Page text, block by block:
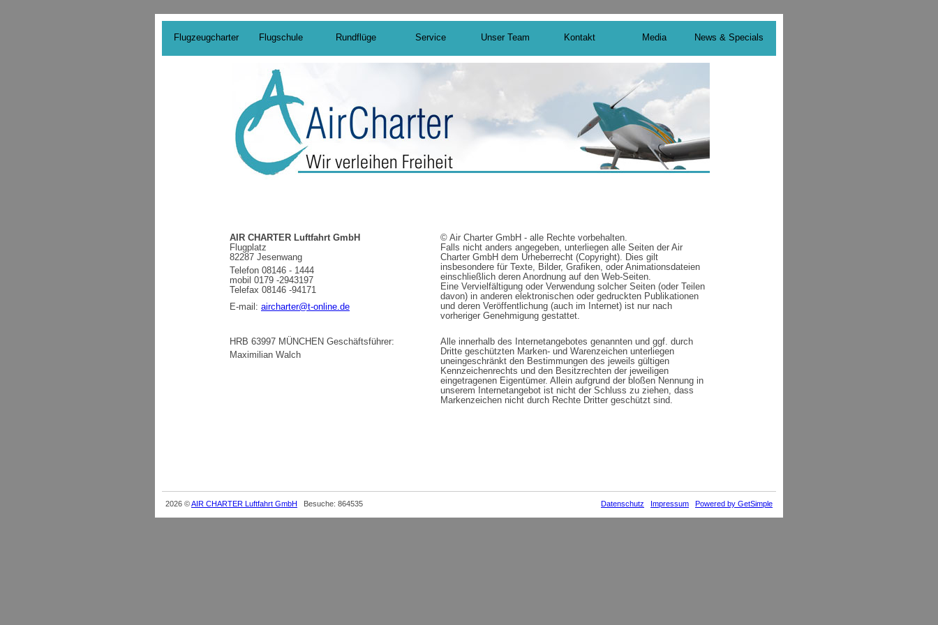
Flugzeugcharter Flugschule Rundflüge Service Unser Team Kontakt Media News & Specials
AIR CHARTER Luftfahrt GmbH
Flugplatz
82287 Jesenwang
Telefon 08146 - 1444
mobil 0179 -2943197
Telefax 08146 -94171
E-mail: aircharter@t-online.de
© Air Charter GmbH - alle Rechte vorbehalten.
Falls nicht anders angegeben, unterliegen alle Seiten der Air
Charter GmbH dem Urheberrecht (Copyright). Dies gilt
insbesondere für Texte, Bilder, Grafiken, oder Animationsdateien
einschließlich deren Anordnung auf den Web-Seiten.
Eine Vervielfältigung oder Verwendung solcher Seiten (oder Teilen
davon) in anderen elektronischen oder gedruckten Publikationen
und deren Veröffentlichung (auch im Internet) ist nur nach
vorheriger Genehmigung gestattet.
HRB 63997 MÜNCHEN Geschäftsführer:
Maximilian Walch
Alle innerhalb des Internetangebotes genannten und ggf. durch
Dritte geschützten Marken- und Warenzeichen unterliegen
uneingeschränkt den Bestimmungen des jeweils gültigen
Kennzeichenrechts und den Besitzrechten der jeweiligen
eingetragenen Eigentümer. Allein aufgrund der bloßen Nennung in
unserem Internetangebot ist nicht der Schluss zu ziehen, dass
Markenzeichen nicht durch Rechte Dritter geschützt sind.
2026 ©AIR CHARTER Luftfahrt GmbH Besuche: 864535 Datenschutz Impressum Powered by GetSimple